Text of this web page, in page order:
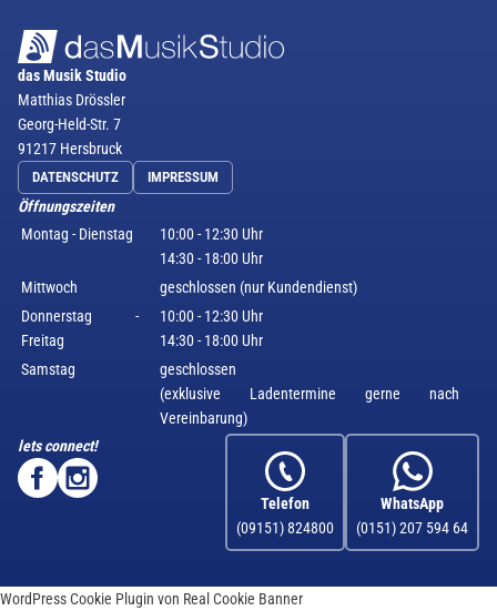
das Musik Studio
Matthias Drössler
Georg-Held-Str. 7
91217 Hersbruck
DATENSCHUTZ IMPRESSUM
Öffnungszeiten
Montag - Dienstag
10:00 - 12:30 Uhr
14:30 - 18:00 Uhr
Mittwoch
geschlossen (nur Kundendienst)
Donnerstag -
Freitag
10:00 - 12:30 Uhr
14:30 - 18:00 Uhr
Samstag
geschlossen
(exklusive Ladentermine gerne nach
Vereinbarung)
lets connect!
Telefon
(09151) 824800
WhatsApp
(0151) 207 594 64
WordPress Cookie Plugin von Real Cookie Banner